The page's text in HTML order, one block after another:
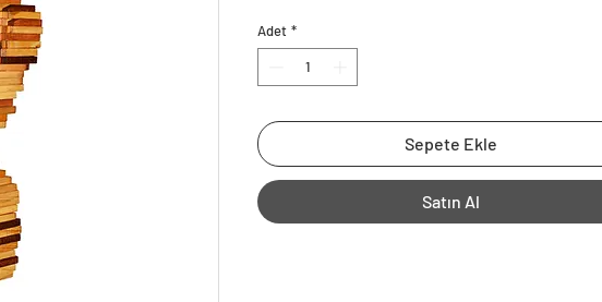
Adet *
Sepete Ekle
Satın Al